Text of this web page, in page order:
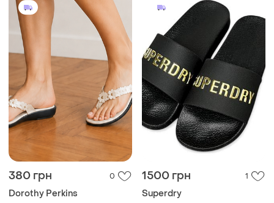
380 грн 0
Dorothy Perkins
1500 грн 1
Superdry